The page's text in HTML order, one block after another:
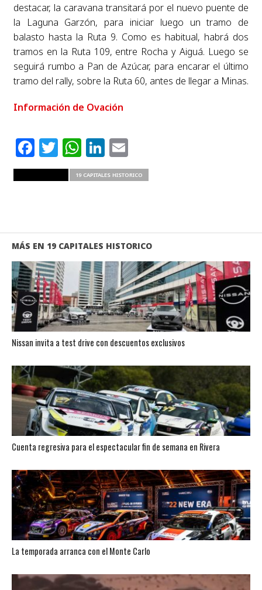
destacar, la caravana transitará por el nuevo puente de
la Laguna Garzón, para iniciar luego un tramo de
balasto hasta la Ruta 9. Como es habitual, habrá dos
tramos en la Ruta 109, entre Rocha y Aiguá. Luego se
seguirá rumbo a Pan de Azúcar, para encarar el último
tramo del rally, sobre la Ruta 60, antes de llegar a Minas.
Información de Ovación
Facebook
Twitter
WhatsApp
LinkedIn
Email
19 CAPITALES HISTORICO
MÁS EN 19 CAPITALES HISTORICO
Nissan invita a test drive con descuentos exclusivos
Cuenta regresiva para el espectacular fin de semana en Rivera
La temporada arranca con el Monte Carlo